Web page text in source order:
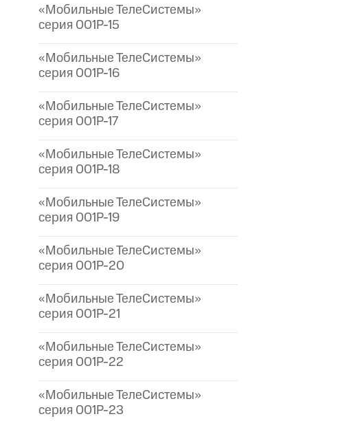
«Мобильные ТелеСистемы»
серия 001P-15
«Мобильные ТелеСистемы»
серия 001P-16
«Мобильные ТелеСистемы»
серия 001P-17
«Мобильные ТелеСистемы»
серия 001P-18
«Мобильные ТелеСистемы»
серия 001P-19
«Мобильные ТелеСистемы»
серия 001P-20
«Мобильные ТелеСистемы»
серия 001P-21
«Мобильные ТелеСистемы»
серия 001P-22
«Мобильные ТелеСистемы»
серия 001P-23